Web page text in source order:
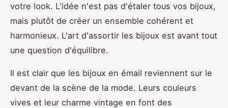
votre look. L'idée n'est pas d'étaler tous vos bijoux,
mais plutôt de créer un ensemble cohérent et
harmonieux. L'art d'assortir les bijoux est avant tout
une question d'équilibre.
Il est clair que les bijoux en émail reviennent sur le
devant de la scène de la mode. Leurs couleurs
vives et leur charme vintage en font des